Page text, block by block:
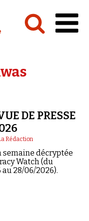
:
DE PRESSE
Rédaction
semaine décryptée
Watch (du
28/06/2026).